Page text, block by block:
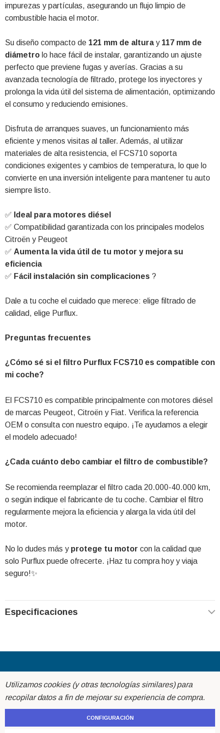
impurezas y partículas, asegurando un flujo limpio de
combustible hacia el motor.
Su diseño compacto de 121 mm de alturay 117 mm de
diámetro lo hace fácil de instalar, garantizando un ajuste
perfecto que previene fugas y averías. Gracias a su
avanzada tecnología de filtrado, protege los inyectores y
prolonga la vida útil del sistema de alimentación, optimizando
el consumo y reduciendo emisiones.
Disfruta de arranques suaves, un funcionamiento más
eficiente y menos visitas al taller. Además, al utilizar
materiales de alta resistencia, el FCS710 soporta
condiciones exigentes y cambios de temperatura, lo que lo
convierte en una inversión inteligente para mantener tu auto
siempre listo.
✅ Ideal para motores diésel
✅ Compatibilidad garantizada con los principales modelos
Citroën y Peugeot
✅ Aumenta la vida útil de tu motor y mejora su
eficiencia
✅ Fácil instalación sin complicaciones ?
Dale a tu coche el cuidado que merece: elige filtrado de
calidad, elige Purflux.
Preguntas frecuentes
¿Cómo sé si el filtro Purflux FCS710 es compatible con
mi coche?
El FCS710 es compatible principalmente con motores diésel
de marcas Peugeot, Citroën y Fiat. Verifica la referencia
OEM o consulta con nuestro equipo. ¡Te ayudamos a elegir
el modelo adecuado!
¿Cada cuánto debo cambiar el filtro de combustible?
Se recomienda reemplazar el filtro cada 20.000-40.000 km,
o según indique el fabricante de tu coche. Cambiar el filtro
regularmente mejora la eficiencia y alarga la vida útil del
motor.
No lo dudes más y protege tu motor con la calidad que
solo Purflux puede ofrecerte. ¡Haz tu compra hoy y viaja
seguro!✨
Especificaciones
Acerca de
Ayuda
Utilizamos cookies (y otras tecnologías similares) para
recopilar datos a fin de mejorar su experiencia de compra.
CONFIGURACIÓN